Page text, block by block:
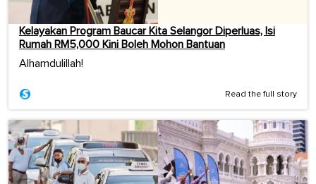
Kelayakan Program Baucar Kita Selangor Diperluas, Isi
Rumah RM5,000 Kini Boleh Mohon Bantuan
Alhamdulillah!
Read the full story